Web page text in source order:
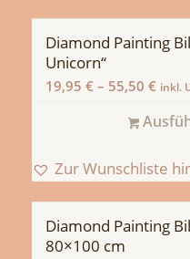
Diamond Painting
Unicorn“
19,95 € – 55,50 € inkl.
Zur Wunschliste
Diamond Painting
80×100 cm